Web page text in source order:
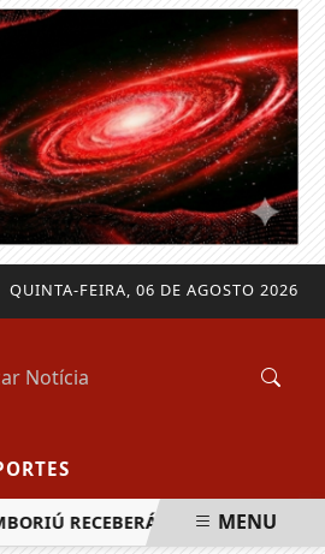
QUINTA-FEIRA, 06 DE AGOSTO 2026
RECEBERÁ MAIS DE 120MENU